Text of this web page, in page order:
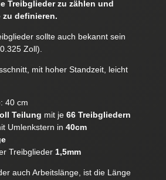
Treibglieder zu zählen und
zu definieren.
sollte auch bekannt sein
Zoll).
mit hoher Standzeit, leicht
40 cm
Teilung mit je 66 Treibgliedern
Umlenkstern in 40cm
Treibglieder 1,5mm
auch Arbeitslänge, ist die Länge